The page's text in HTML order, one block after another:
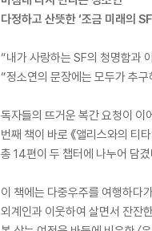
다정하고 산뜻한 ‘조금 미래의
“내가 사랑하는 SF의 청명함과
“정소연의 문장에는 모두가 추
독자들의 뜨거운 복간 요청이 이
번째 책이 바로 《앨리스와의 티타
총 14편이 두 챕터에 나누어 담겼
이 책에는 다중우주를 여행하다
외계인과 이웃하여 살면서 잔잔